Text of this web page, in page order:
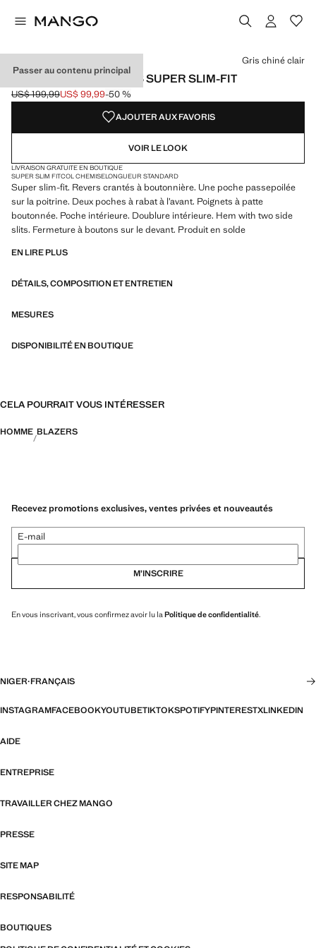
Passer au contenu principal
VESTE COSTUME PARÍS SUPER SLIM-FIT
Prix initial barré [US$ 199,99 ]
US$ 199,99
Prix actuel [US$ 99,99 ]
US$ 99,99-50 %
Choisissez une couleur
Couleur Bleu encre
Couleur Noir
Couleur Bleu marine foncé
Gris chiné clair
AJOUTER AUX FAVORIS
VOIR LE LOOK
LIVRAISON GRATUITE EN BOUTIQUE
SUPER SLIM FITCOL CHEMISELONGUEUR STANDARD
Super slim-fit. Revers crantés à boutonnière. Une poche passepoilée
sur la poitrine. Deux poches à rabat à l’avant. Poignets à patte
boutonnée. Poche intérieure. Doublure intérieure. Hem with two side
slits. Fermeture à boutons sur le devant. Produit en solde
EN LIRE PLUS
DÉTAILS, COMPOSITION ET ENTRETIEN
MESURES
DISPONIBILITÉ EN BOUTIQUE
CELA POURRAIT VOUS INTÉRESSER
HOMME BLAZERS
Recevez promotions exclusives, ventes privées et nouveautés
E-mail
M’INSCRIRE
En vous inscrivant, vous confirmez avoir lu la Politique de confidentialité.
NIGER·FRANÇAIS
INSTAGRAMFACEBOOKYOUTUBETIKTOKSPOTIFYPINTERESTXLINKEDIN
AIDE
ENTREPRISE
TRAVAILLER CHEZ MANGO
PRESSE
SITE MAP
RESPONSABILITÉ
BOUTIQUES